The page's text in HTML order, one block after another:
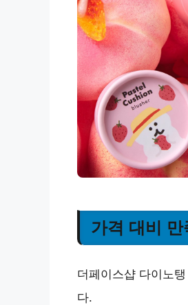
가격 대비 만
더페이스샵 다이노
다.